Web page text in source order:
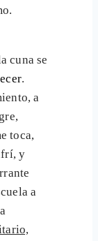
cuna se
.
a
toca,
y
a